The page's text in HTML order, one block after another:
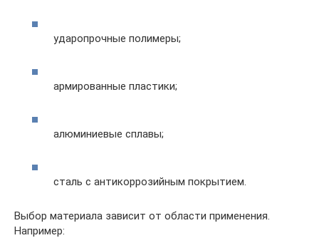
ударопрочные полимеры;
армированные пластики;
алюминиевые сплавы;
сталь с антикоррозийным покрытием.
Выбор материала зависит от области применения.
Например: